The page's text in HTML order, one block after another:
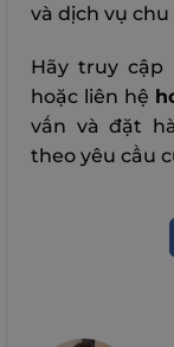
và dịch vụ chu
Hãy truy cập
hoặc liên hệ
vấn và đặt
theo yêu cầu